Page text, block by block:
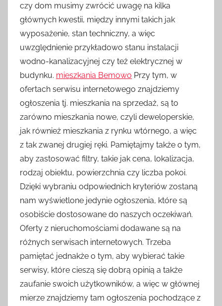
czy dom musimy zwrócić uwagę na kilka
głównych kwestii, między innymi takich jak
wyposażenie, stan techniczny, a więc
uwzględnienie przykładowo stanu instalacji
wodno-kanalizacyjnej czy też elektrycznej w
budynku. mieszkania Bemowo Przy tym, w
ofertach serwisu internetowego znajdziemy
ogłoszenia tj. mieszkania na sprzedaż, są to
zarówno mieszkania nowe, czyli deweloperskie,
jak również mieszkania z rynku wtórnego, a więc
z tak zwanej drugiej ręki. Pamiętajmy także o tym,
aby zastosować filtry, takie jak cena, lokalizacja,
rodzaj obiektu, powierzchnia czy liczba pokoi.
Dzięki wybraniu odpowiednich kryteriów zostaną
nam wyświetlone jedynie ogłoszenia, które są
osobiście dostosowane do naszych oczekiwań.
Oferty z nieruchomościami dodawane są na
różnych serwisach internetowych. Trzeba
pamiętać jednakże o tym, aby wybierać takie
serwisy, które cieszą się dobrą opinią a także
zaufanie swoich użytkowników, a więc w głównej
mierze znajdziemy tam ogłoszenia pochodzące z